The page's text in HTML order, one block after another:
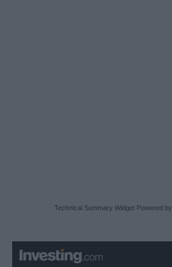
Technical Summary Widget Powered by